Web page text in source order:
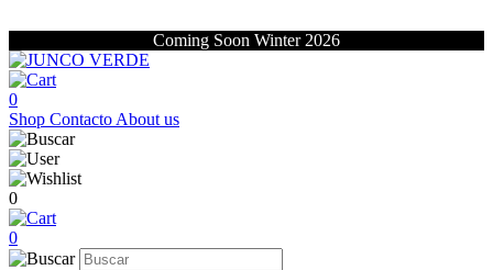
Coming Soon Winter 2026
0
Shop Contacto About us
0
0